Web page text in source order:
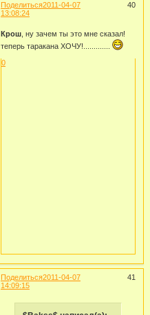
Поделиться 40
2011-04-07
13:08:24
Крош, ну зачем ты это мне сказал!
теперь таракана ХОЧУ!.............
0
Поделиться 41
2011-04-07
14:09:15